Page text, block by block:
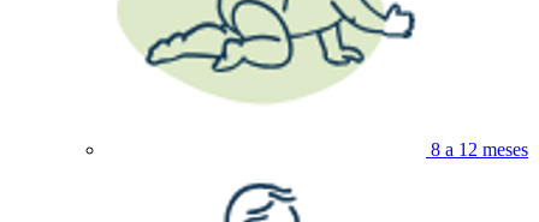
8 a 12 meses